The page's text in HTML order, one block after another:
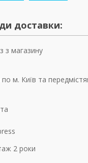
доставки:
з магазину
м. Київ та
2 роки